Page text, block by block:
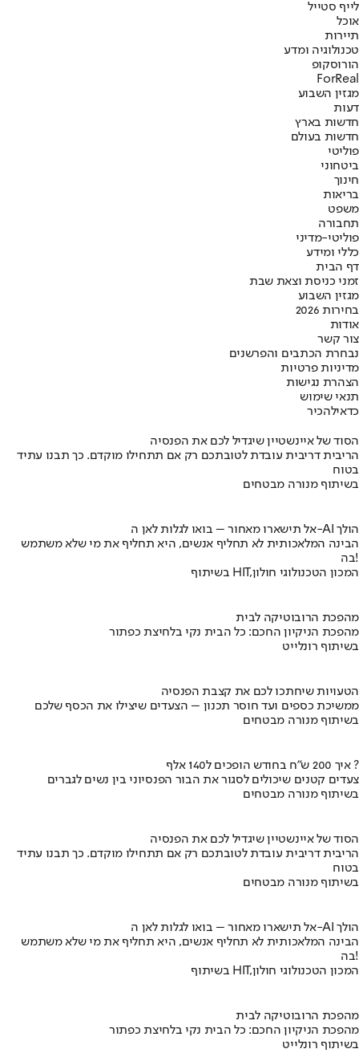
לייף סטייל
אוכל
תיירות
טכנולוגיה ומדע
הורוסקופ
ForReal
מגזין השבוע
דעות
חדשות בארץ
חדשות בעולם
פוליטי
ביטחוני
חינוך
בריאות
משפט
תחבורה
פוליטי-מדיני
כללי ומידע
דף הבית
זמני כניסת וצאת שבת
מגזין השבוע
בחירות 2026
אודות
צור קשר
נבחרת הכתבים והפרשנים
מדיניות פרטיות
הצהרת נגישות
תנאי שימוש
כדאילהכיר
הסוד של איינשטיין שיגדיל לכם את הפנסיה
הריבית דריבית עובדת לטובתכם רק אם תתחילו מוקדם. כך תבנו עתיד
בטוח
בשיתוף מנורה מבטחים
אל תישארו מאחור – בואו לגלות לאן ה-AI הולך
הבינה המלאכותית לא תחליף אנשים, היא תחליף את מי שלא משתמש
בה!
בשיתוף HIT,המכון הטכנולוגי חולון
מהפכת הרובוטיקה לבית
מהפכת הניקיון החכם: כל הבית נקי בלחיצת כפתור
בשיתוף רונלייט
הטעויות שיחתכו לכם את קצבת הפנסיה
ממשיכת כספים ועד חוסר תכנון – הצעדים שיצילו את הכסף שלכם
בשיתוף מנורה מבטחים
איך 200 ש"ח בחודש הופכים ל140 אלף ?
צעדים קטנים שיכולים לסגור את הבור הפנסיוני בין נשים לגברים
בשיתוף מנורה מבטחים
הסוד של איינשטיין שיגדיל לכם את הפנסיה
הריבית דריבית עובדת לטובתכם רק אם תתחילו מוקדם. כך תבנו עתיד
בטוח
בשיתוף מנורה מבטחים
אל תישארו מאחור – בואו לגלות לאן ה-AI הולך
הבינה המלאכותית לא תחליף אנשים, היא תחליף את מי שלא משתמש
בה!
בשיתוף HIT,המכון הטכנולוגי חולון
מהפכת הרובוטיקה לבית
מהפכת הניקיון החכם: כל הבית נקי בלחיצת כפתור
בשיתוף רונלייט